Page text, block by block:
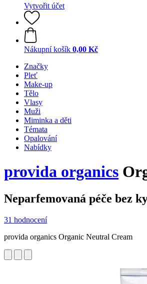
Vytvořit účet
Nákupní košík 0,00 Kč
Značky
Pleť
Make-up
Tělo
Vlasy
Muži
Miminka a děti
Témata
Opalování
Nabídky
provida organics
Neparfemovaná péče bez
31 hodnocení
provida organics Organic Neutral Cream